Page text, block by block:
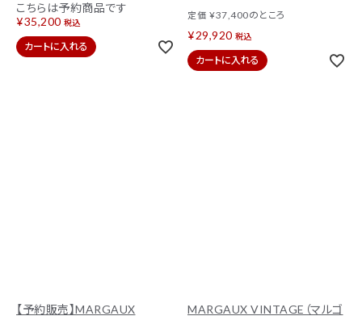
こちらは予約商品です
¥35,200 税込
カートに入れる
定価 ¥37,400のところ
¥29,920 税込
カートに入れる
【予約販売】MARGAUX
MARGAUX VINTAGE（マルゴ